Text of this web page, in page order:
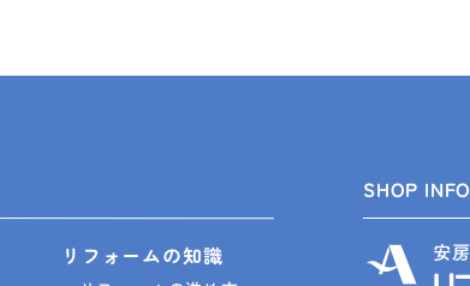
リフォームの知識
SHOP INFO